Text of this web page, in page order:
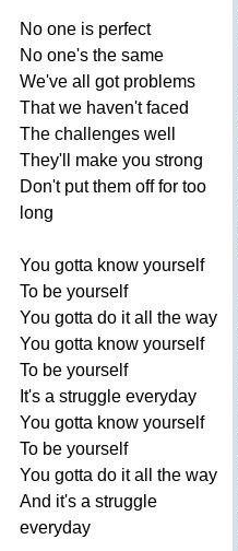
No one is perfect
No one's the same
We've all got problems
That we haven't faced
The challenges well
They'll
make you strong
Don't put them off for too
long
You gotta know yourself
To be yourself
You gotta do it all the way
You gotta know yourself
To be yourself
It's a struggle everyday
You gotta know yourself
To be yourself
You gotta do it all the way
And it's a struggle
everyday